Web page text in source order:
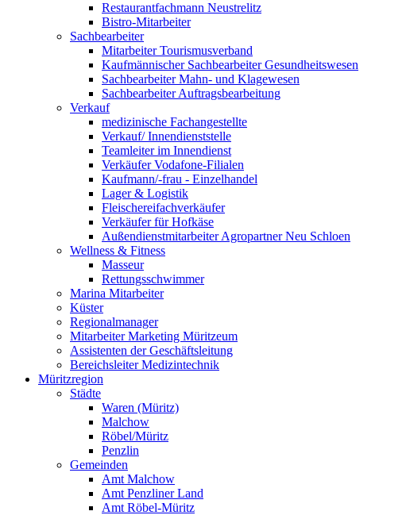
Restaurantfachmann Neustrelitz
Bistro-Mitarbeiter
Sachbearbeiter
Mitarbeiter Tourismusverband
Kaufmännischer Sachbearbeiter Gesundheitswesen
Sachbearbeiter Mahn- und Klagewesen
Sachbearbeiter Auftragsbearbeitung
Verkauf
medizinische Fachangestellte
Verkauf/ Innendienststelle
Teamleiter im Innendienst
Verkäufer Vodafone-Filialen
Kaufmann/-frau - Einzelhandel
Lager & Logistik
Fleischereifachverkäufer
Verkäufer für Hofkäse
Außendienstmitarbeiter Agropartner Neu Schloen
Wellness & Fitness
Masseur
Rettungsschwimmer
Marina Mitarbeiter
Küster
Regionalmanager
Mitarbeiter Marketing Müritzeum
Assistenten der Geschäftsleitung
Bereichsleiter Medizintechnik
Müritzregion
Städte
Waren (Müritz)
Malchow
Röbel/Müritz
Penzlin
Gemeinden
Amt Malchow
Amt Penzliner Land
Amt Röbel-Müritz